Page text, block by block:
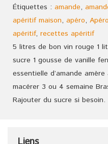
Étiquettes : amande,
apéritif maison, apéro,
apéritif, recettes apéritif
5 litres de bon vin rouge 1
sucre 1 gousse de vanille
essentielle d’amande
macérer 3 ou 4 semaine
Rajouter du sucre si besoin.